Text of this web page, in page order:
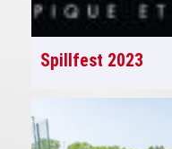
Spillfest 2023